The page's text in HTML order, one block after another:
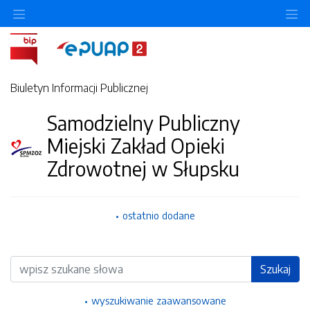
Biuletyn Informacji Publicznej
Samodzielny Publiczny
Miejski Zakład Opieki
Zdrowotnej w Słupsku
ostatnio dodane
Wyszukiwarka Szukaj
wyszukiwanie zaawansowane